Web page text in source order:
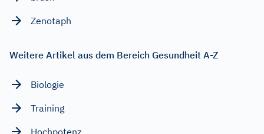
Zenotaph
Weitere Artikel aus dem Bereich Gesundheit A-Z
Biologie
Training
Hochpotenz